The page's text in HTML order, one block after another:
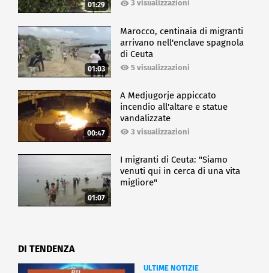
01:29 3 visualizzazioni
01:03
Marocco, centinaia di migranti
arrivano nell'enclave spagnola
di Ceuta
5 visualizzazioni
00:47
A Medjugorje appiccato
incendio all'altare e statue
vandalizzate
3 visualizzazioni
01:07
I migranti di Ceuta: "Siamo
venuti qui in cerca di una vita
migliore"
DI TENDENZA
ULTIME NOTIZIE